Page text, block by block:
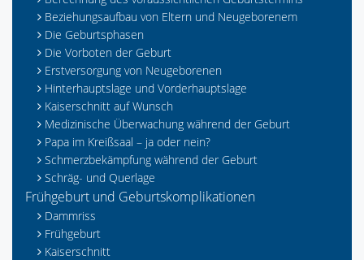
Beziehungsaufbau von Eltern und Neugeborenem
Die Geburtsphasen
Die Vorboten der Geburt
Erstversorgung von Neugeborenen
Hinterhauptslage und Vorderhauptslage
Kaiserschnitt auf Wunsch
Medizinische Überwachung während der Geburt
Papa im Kreißsaal – ja oder nein?
Schmerzbekämpfung während der Geburt
Schräg- und Querlage
Frühgeburt und Geburtskomplikationen
Dammriss
Frühgeburt
Kaiserschnitt